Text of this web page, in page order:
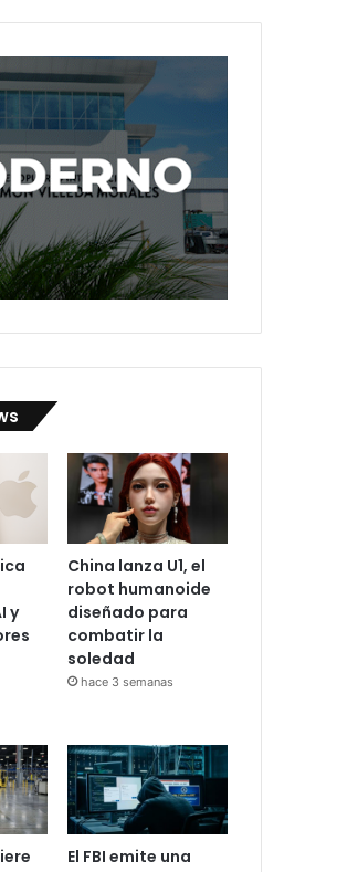
y
China lanza U1, el
robot humanoide
diseñado para
combatir la
soledad
hace 3 semanas
El FBI emite una